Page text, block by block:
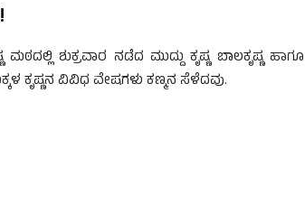
ಮಠದಲ್ಲಿ ಶುಕ್ರವಾರ ನಡೆದ ಮುದ್ದು ಕೃಷ್ಣ ಬಾಲಕೃಷ್ಣ ಹಾಗೂ
ಕೃಷ್ಣನ ವಿವಿಧ ವೇಷಗಳು ಕಣ್ಮನ ಸೆಳೆದವು.